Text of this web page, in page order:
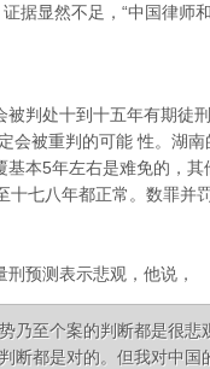
据显然不足，“中国律
判处十到十五年有期徒
会被重判的可能 性。湖
本5年左右是难免的，
十七八年都正常。数罪并
预测表示悲观，他说，
乃至个案的判断都是很
断都是对的。但我对中